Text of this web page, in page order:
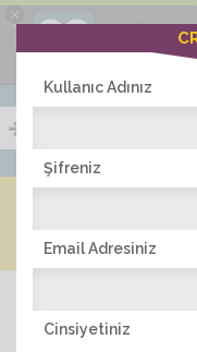
×
Ciddiask
+1 Hafta Gold
Bedava -
Kullanıc Adınız
Şifreniz
Email Adresiniz
Cinsiyetiniz